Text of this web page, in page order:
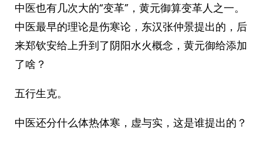
中医也有几次大的“变革”，黄元御算变革人之一。
中医最早的理论是伤寒论，东汉张仲景提出的，后
来郑钦安给上升到了阴阳水火概念，黄元御给添加
了啥？
五行生克。
中医还分什么体热体寒，虚与实，这是谁提出的？